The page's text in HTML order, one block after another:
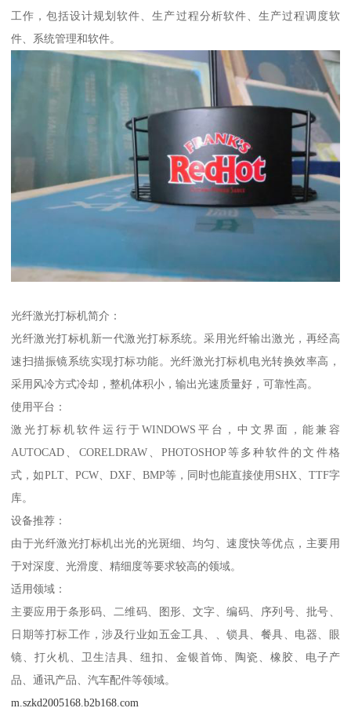
工作，包括设计规划软件、生产过程分析软件、生产过程调度软
件、系统管理和软件。
光纤激光打标机简介：
光纤激光打标机新一代激光打标系统。采用光纤输出激光，再经高
速扫描振镜系统实现打标功能。光纤激光打标机电光转换效率高，
采用风冷方式冷却，整机体积小，输出光速质量好，可靠性高。
使用平台：
激光打标机软件运行于WINDOWS平台，中文界面，能兼容
AUTOCAD、CORELDRAW、PHOTOSHOP等多种软件的文件格
式，如PLT、PCW、DXF、BMP等，同时也能直接使用SHX、TTF字
库。
设备推荐：
由于光纤激光打标机出光的光斑细、均匀、速度快等优点，主要用
于对深度、光滑度、精细度等要求较高的领域。
适用领域：
主要应用于条形码、二维码、图形、文字、编码、序列号、批号、
日期等打标工作，涉及行业如五金工具、、锁具、餐具、电器、眼
镜、打火机、卫生洁具、纽扣、金银首饰、陶瓷、橡胶、电子产
品、通讯产品、汽车配件等领域。
m.szkd2005168.b2b168.com